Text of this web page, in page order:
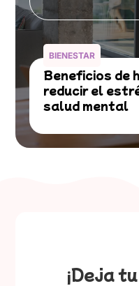
BIENESTAR
Beneficios de
reducir el
salud mental
¡Deja